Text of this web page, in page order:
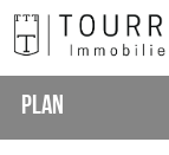
Plan